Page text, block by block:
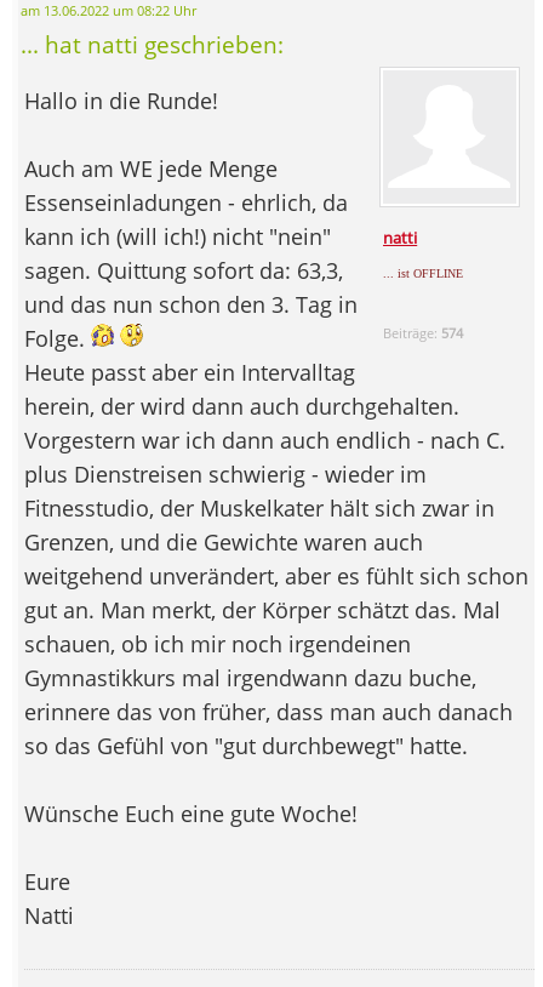
am 13.06.2022 um 08:22 Uhr
... hat natti geschrieben:
natti
... ist OFFLINE
Beiträge: 574
Hallo in die Runde!
Auch am WE jede Menge
Essenseinladungen - ehrlich, da
kann ich (will ich!) nicht "nein"
sagen. Quittung sofort da: 63,3,
und das nun schon den 3. Tag in
Folge.
Heute passt aber ein Intervalltag
herein, der wird dann auch durchgehalten.
Vorgestern war ich dann auch endlich - nach C.
plus Dienstreisen schwierig - wieder im
Fitnesstudio, der Muskelkater hält sich zwar in
Grenzen, und die Gewichte waren auch
weitgehend unverändert, aber es fühlt sich schon
gut an. Man merkt, der Körper schätzt das. Mal
schauen, ob ich mir noch irgendeinen
Gymnastikkurs mal irgendwann dazu buche,
erinnere das von früher, dass man auch danach
so das Gefühl von "gut durchbewegt" hatte.
Wünsche Euch eine gute Woche!
Eure
Natti